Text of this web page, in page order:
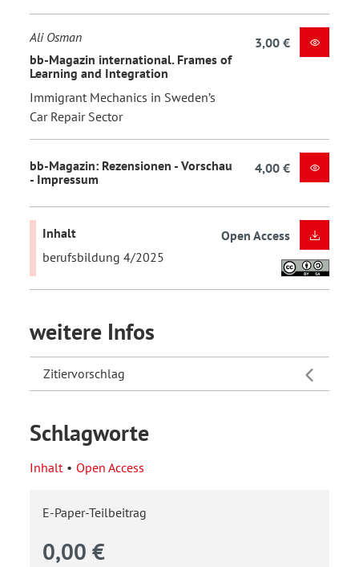
Ali Osman
bb-Magazin international. Frames of
Learning and Integration
Immigrant Mechanics in Sweden’s
Car Repair Sector
3,00 €
bb-Magazin: Rezensionen - Vorschau
- Impressum
4,00 €
Inhalt
berufsbildung 4/2025
Open Access
weitere Infos
Zitiervorschlag
Schlagworte
Inhalt Open Access
E-Paper-Teilbeitrag
0,00 €